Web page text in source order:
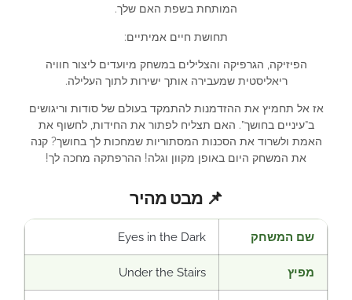
המותחת בשפת האם שלך.
תחושת חיים אמיתיים:
הפיזיקה, הגרפיקה והצלילים במשחק מיועדים ליצור חוויה
ריאליסטית שמעבירה אותך ישירות לתוך העלילה.
אז אל תחמיץ את ההזדמנות להתמקד בעולם של סודות וריגושים
ב”עיניים בחושך”. האם תצליח לפתור את החידות, לחשוף את
האמת ולשרוד את הסכנות המסתוריות שמחכות לך בחושך? קנה
את המשחק היום באופן מקוון וגלה! ההרפתקה מחכה לך!
📌 מבט מהיר
שם המשחק Eyes in the Dark
מפיץ Under the Stairs